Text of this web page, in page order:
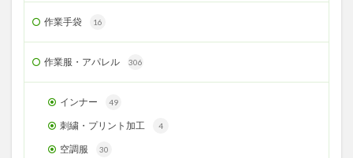
作業手袋 16
作業服・アパレル 306
インナー 49
刺繍・プリント加工 4
空調服 30